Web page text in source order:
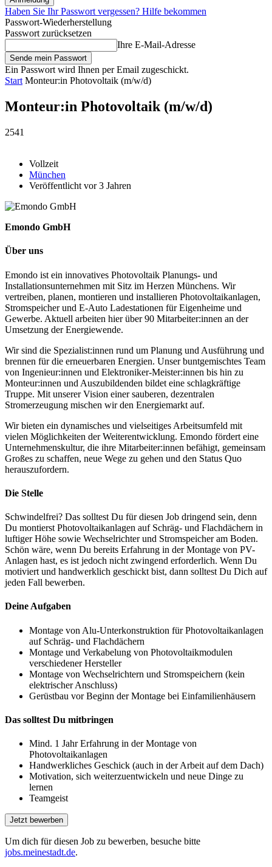
Haben Sie Ihr Passwort vergessen? Hilfe bekommen
Passwort-Wiederherstellung
Passwort zurücksetzen
Ihre E-Mail-Adresse
Ein Passwort wird Ihnen per Email zugeschickt.
Start Monteur:in Photovoltaik (m/w/d)
Monteur:in Photovoltaik (m/w/d)
2541
Vollzeit
München
Veröffentlicht vor 3 Jahren
Emondo GmbH
Über uns
Emondo ist ein innovatives Photovoltaik Planungs- und
Installationsunternehmen mit Sitz im Herzen Münchens. Wir
vertreiben, planen, montieren und installieren Photovoltaikanlagen,
Stromspeicher und E-Auto Ladestationen für Eigenheime und
Gewerbe. Aktuell arbeiten hier über 90 Mitarbeiter:innen an der
Umsetzung der Energiewende.
Wir sind die Spezialist:innen rund um Planung und Ausführung und
brennen für die erneuerbaren Energien. Unser buntgemischtes Team
von Ingenieur:innen und Elektroniker-Meister:innen bis hin zu
Monteur:innen und Auszubildenden bildet eine schlagkräftige
Truppe. Mit unserer Vision einer sauberen, dezentralen
Stromerzeugung mischen wir den Energiemarkt auf.
Wir bieten ein dynamisches und vielseitiges Arbeitsumfeld mit
vielen Möglichkeiten der Weiterentwicklung. Emondo fördert eine
Unternehmenskultur, die ihre Mitarbeiter:innen befähigt, gemeinsam
Großes zu schaffen, neue Wege zu gehen und den Status Quo
herauszufordern.
Die Stelle
Schwindelfrei? Das solltest ​Du für diesen Job dringend sein, denn ​
Du montierst Photovoltaikanlagen auf Schräg- und Flachdächern in
luftiger Höhe sowie Wechselrichter und Stromspeicher am Boden.
Schön wäre, wenn ​Du bereits Erfahrung in der Montage von PV-
Anlagen hast, es ist jedoch nicht zwingend erforderlich. Wenn ​Du
motiviert und handwerklich geschickt bist, dann solltest ​Du ​Dich auf
jeden Fall bewerben.
Deine Aufgaben
Montage von Alu-Unterkonstruktion für Photovoltaikanlagen
auf Schräg- und Flachdächern
Montage und Verkabelung von Photovoltaikmodulen
verschiedener Hersteller
Montage von Wechselrichtern und Stromspeichern (kein
elektrischer Anschluss)
Gerüstbau vor Beginn der Montage bei Einfamilienhäusern
Das solltest Du mitbringen
Mind. 1 Jahr Erfahrung in der Montage von
Photovoltaikanlagen
Handwerkliches Geschick (auch in der Arbeit auf dem Dach)
Motivation, sich weiterzuentwickeln und neue Dinge zu
lernen
Teamgeist
Um dich für diesen Job zu bewerben, besuche bitte
jobs.meinestadt.de.